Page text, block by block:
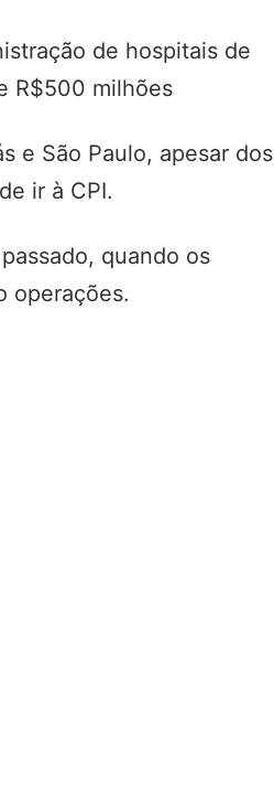
de hospitais de
R$500 milhões
e São Paulo, apesar dos
ir à CPI.
quando os
operações.